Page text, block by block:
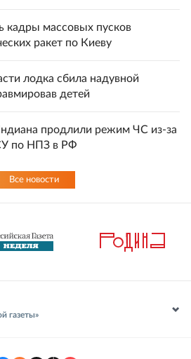
кадры массовых пусков
ракет по Киеву
лодка сбила надувной
детей
продлили режим ЧС из-за
по НПЗ в РФ
Все новости
газеты»